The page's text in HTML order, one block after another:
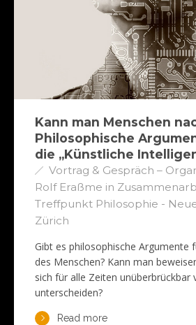
Kann man Menschen
Philosophische
die „Künstliche
Vortrag & Gespräch –
Rolf Eraßme in
Treffpunkt Philosophie -
Zürich
Gibt es philosophische Argumente
des Menschen? Kann man
sich für alle Zeiten unüberbrückbar
unterscheiden?
Read more